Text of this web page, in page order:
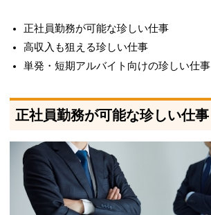
正社員勤務が可能な珍しい仕事
高収入も狙える珍しい仕事
単発・短期アルバイト向けの珍しい仕事
正社員勤務が可能な珍しい仕事